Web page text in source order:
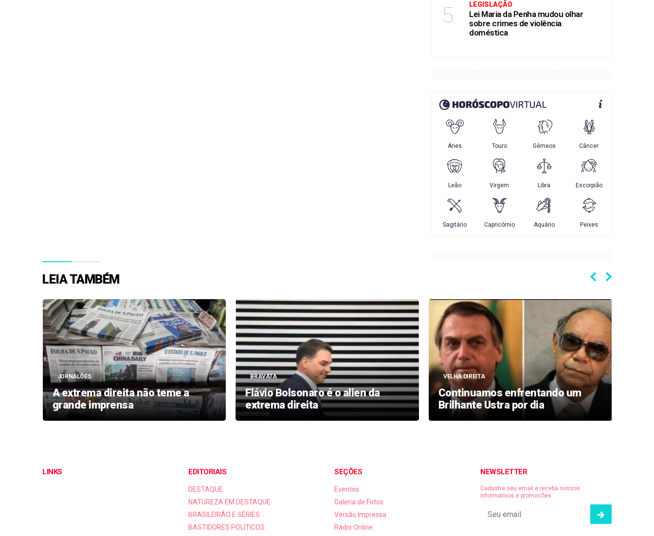
5 LEGISLAÇÃO
Lei Maria da Penha mudou olhar
sobre crimes de violência
doméstica
LEIA TAMBÉM
JORNALÕES
A extrema direita não teme a
grande imprensa
BRAVATA
Flávio Bolsonaro é o alien da
extrema direita
VELHA DIREITA
Continuamos enfrentando um
Brilhante Ustra por dia
LINKS EDITORIAIS
DESTAQUE
NATUREZA EM DESTAQUE
BRASILEIRÃO E SÉRIES
BASTIDORES POLÍTICOS
SEÇÕES
Eventos
Galeria de Fotos
Versão Impressa
Rádio Online
NEWSLETTER
Cadastre seu email e receba nossos
informativos e promocões .